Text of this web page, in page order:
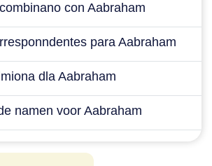
con Aabraham
para Aabraham
dla Aabraham
namen voor Aabraham